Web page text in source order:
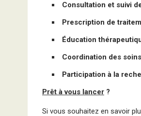
Consultation et suivi
Prescription de
Éducation
Coordination des soins
Participation à la
Prêt à vous lancer ?
Si vous souhaitez en savoir